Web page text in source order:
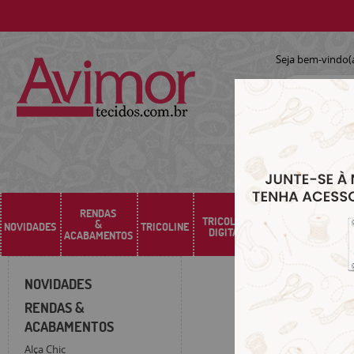
Seja bem-
NOVIDADES
RENDAS
&
ACABAMENTOS
TRICOLINE TRICOLINE
DIGITAL SARJA
NOVIDADES
RENDAS &
ACABAMENTOS
Alça Chic